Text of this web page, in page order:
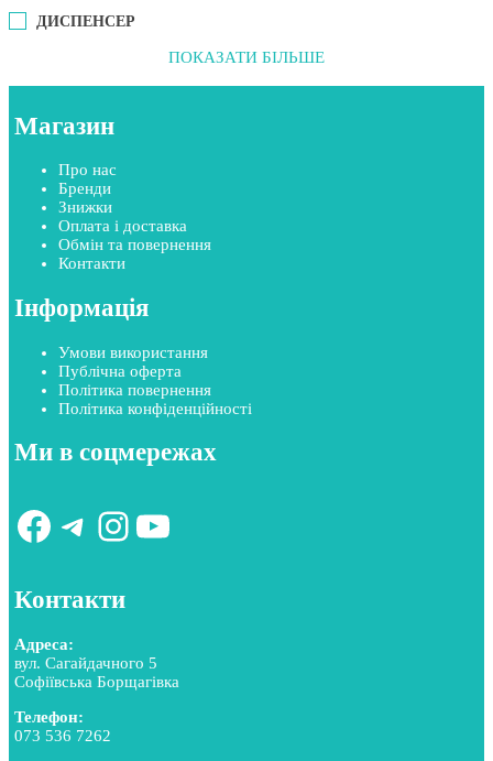
ДИСПЕНСЕР
ПОКАЗАТИ БІЛЬШЕ
Магазин
Про нас
Бренди
Знижки
Оплата і доставка
Обмін та повернення
Контакти
Інформація
Умови використання
Публічна оферта
Політика повернення
Політика конфіденційності
Ми в соцмережах
Facebook
Telegram
Instagram
YouTube
Контакти
Адреса:
вул. Сагайдачного 5
Софіївська Борщагівка
Телефон:
073 536 7262